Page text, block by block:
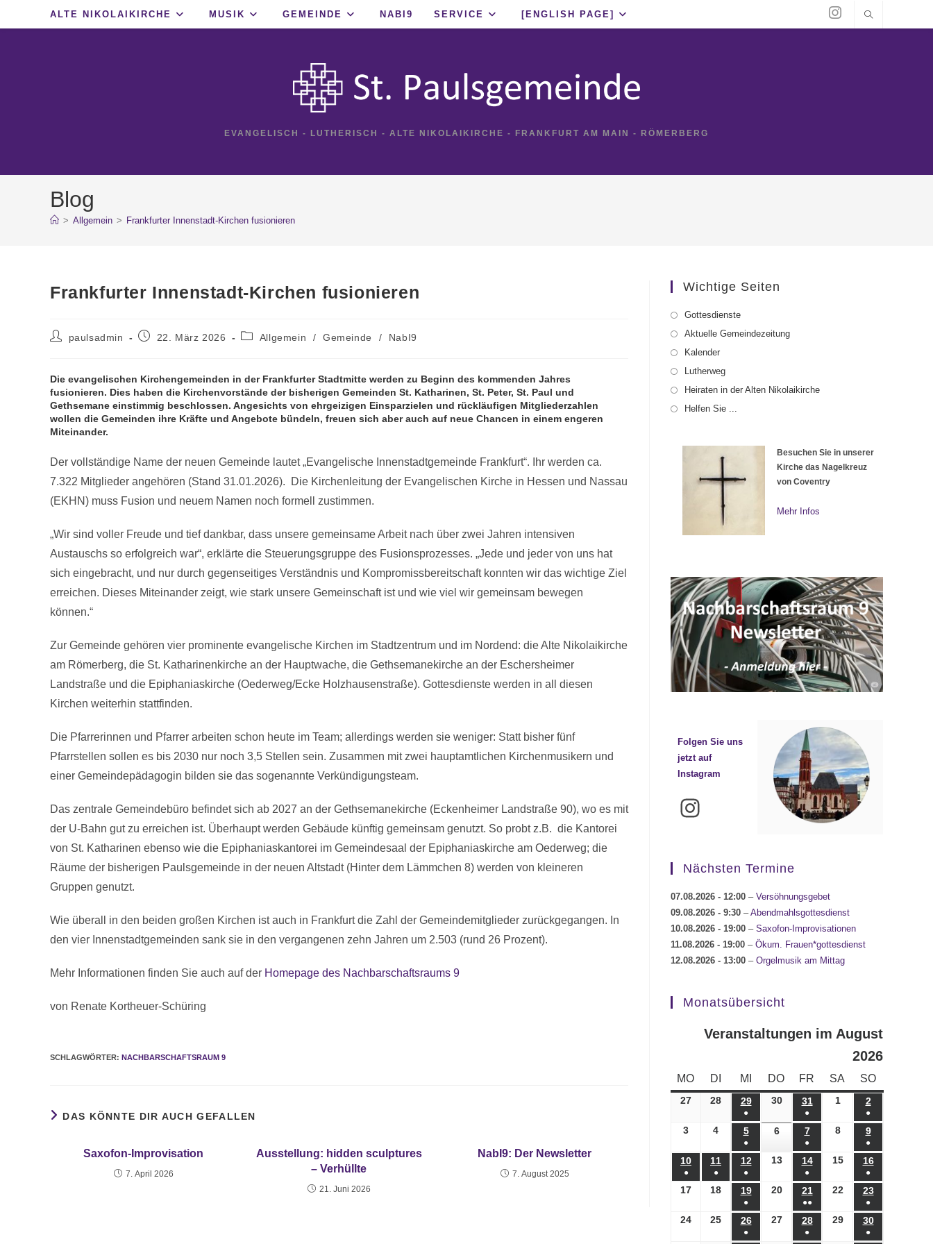
ALTE NIKOLAIKIRCHE MUSIK GEMEINDE NABI9 SERVICE [ENGLISH PAGE]
EVANGELISCH - LUTHERISCH - ALTE NIKOLAIKIRCHE - FRANKFURT AM MAIN - RÖMERBERG
Blog
> Allgemein > Frankfurter Innenstadt-Kirchen fusionieren
Frankfurter Innenstadt-Kirchen fusionieren
Beitrags-
paulsadmin
Beitrag22. März 2026
Beitrags-
Allgemein / Gemeinde / NabI9
Die evangelischen Kirchengemeinden in der Frankfurter Stadtmitte werden zu Beginn des kommenden Jahres
fusionieren. Dies haben die Kirchenvorstände der bisherigen Gemeinden St. Katharinen, St. Peter, St. Paul und
Gethsemane einstimmig beschlossen. Angesichts von ehrgeizigen Einsparzielen und rückläufigen Mitgliederzahlen
wollen die Gemeinden ihre Kräfte und Angebote bündeln, freuen sich aber auch auf neue Chancen in einem engeren
Miteinander.
Der vollständige Name der neuen Gemeinde lautet „Evangelische Innenstadtgemeinde Frankfurt“. Ihr werden ca.
7.322 Mitglieder angehören (Stand 31.01.2026). Die Kirchenleitung der Evangelischen Kirche in Hessen und Nassau
(EKHN) muss Fusion und neuem Namen noch formell zustimmen.
„Wir sind voller Freude und tief dankbar, dass unsere gemeinsame Arbeit nach über zwei Jahren intensiven
Austauschs so erfolgreich war“, erklärte die Steuerungsgruppe des Fusionsprozesses. „Jede und jeder von uns hat
sich eingebracht, und nur durch gegenseitiges Verständnis und Kompromissbereitschaft konnten wir das wichtige Ziel
erreichen. Dieses Miteinander zeigt, wie stark unsere Gemeinschaft ist und wie viel wir gemeinsam bewegen
können.“
Zur Gemeinde gehören vier prominente evangelische Kirchen im Stadtzentrum und im Nordend: die Alte Nikolaikirche
am Römerberg, die St. Katharinenkirche an der Hauptwache, die Gethsemanekirche an der Eschersheimer
Landstraße und die Epiphaniaskirche (Oederweg/Ecke Holzhausenstraße). Gottesdienste werden in all diesen
Kirchen weiterhin stattfinden.
Die Pfarrerinnen und Pfarrer arbeiten schon heute im Team; allerdings werden sie weniger: Statt bisher fünf
Pfarrstellen sollen es bis 2030 nur noch 3,5 Stellen sein. Zusammen mit zwei hauptamtlichen Kirchenmusikern und
einer Gemeindepädagogin bilden sie das sogenannte Verkündigungsteam.
Das zentrale Gemeindebüro befindet sich ab 2027 an der Gethsemanekirche (Eckenheimer Landstraße 90), wo es mit
der U-Bahn gut zu erreichen ist. Überhaupt werden Gebäude künftig gemeinsam genutzt. So probt z.B. die Kantorei
von St. Katharinen ebenso wie die Epiphaniaskantorei im Gemeindesaal der Epiphaniaskirche am Oederweg; die
Räume der bisherigen Paulsgemeinde in der neuen Altstadt (Hinter dem Lämmchen 8) werden von kleineren
Gruppen genutzt.
Wie überall in den beiden großen Kirchen ist auch in Frankfurt die Zahl der Gemeindemitglieder zurückgegangen. In
den vier Innenstadtgemeinden sank sie in den vergangenen zehn Jahren um 2.503 (rund 26 Prozent).
Mehr Informationen finden Sie auch auf der Homepage des Nachbarschaftsraums 9
von Renate Kortheuer-Schüring
SCHLAGWÖRTER: NACHBARSCHAFTSRAUM 9
DAS KÖNNTE DIR AUCH GEFALLEN
Saxofon-Improvisation
7. April 2026
Ausstellung: hidden sculptures
– Verhüllte
21. Juni 2026
NabI9: Der Newsletter
7. August 2025
Wichtige Seiten
Gottesdienste
Aktuelle Gemeindezeitung
Kalender
Lutherweg
Heiraten in der Alten Nikolaikirche
Helfen Sie ...
Besuchen Sie in unserer
Kirche das Nagelkreuz
von Coventry
Mehr Infos
Folgen Sie uns
jetzt auf
Instagram
Instagram
Nächsten Termine
07.08.2026 - 12:00 – Versöhnungsgebet
09.08.2026 - 9:30 –Abendmahlsgottesdienst
10.08.2026 - 19:00 – Saxofon-Improvisationen
11.08.2026 - 19:00 – Ökum. Frauen*gottesdienst
12.08.2026 - 13:00 – Orgelmusik am Mittag
Monatsübersicht
Veranstaltungen im August
2026
MO MONTAG
DI DIENSTAG
MI MITTWOCH
DO DONNERSTAG
FR FREITAG
SA SAMSTAG
SOSONNTAG
27 27.07.2026
28 28.07.2026
2929.07.2026
●
(1
Veranstaltung)
3030.07.2026
3131.07.2026
●
(1
Veranstaltung)
101.08.2026
202.08.2026
●
(1
Veranstaltung)
3 03.08.2026
4 04.08.2026
505.08.2026
●
(1
Veranstaltung)
606.08.2026
707.08.2026
●
(1
Veranstaltung)
808.08.2026
909.08.2026
●
(1
Veranstaltung)
10 10.08.2026
●
(1
Veranstaltung)
11 11.08.2026
●
(1
Veranstaltung)
1212.08.2026
●
(1
Veranstaltung)
1313.08.2026
1414.08.2026
●
(1
Veranstaltung)
1515.08.2026
1616.08.2026
●
(1
Veranstaltung)
17 17.08.2026
18 18.08.2026
1919.08.2026
●
(1
Veranstaltung)
2020.08.2026
2121.08.2026
●●
(2
Veranstaltungen)
2222.08.2026
2323.08.2026
●
(1
Veranstaltung)
24 24.08.2026
25 25.08.2026
2626.08.2026
●
2727.08.2026
2828.08.2026
●
2929.08.2026
3030.08.2026
●